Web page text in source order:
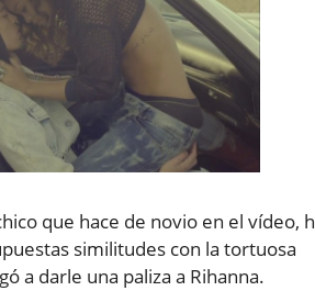
que hace de novio en el vídeo,
similitudes con la tortuosa
a darle una paliza a Rihanna.